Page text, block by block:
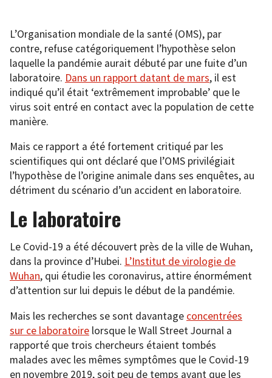
L’Organisation mondiale de la santé (OMS), par
contre, refuse catégoriquement l’hypothèse selon
laquelle la pandémie aurait débuté par une fuite d’un
laboratoire. Dans un rapport datant de mars, il est
indiqué qu’il était ‘extrêmement improbable’ que le
virus soit entré en contact avec la population de cette
manière.
Mais ce rapport a été fortement critiqué par les
scientifiques qui ont déclaré que l’OMS privilégiait
l’hypothèse de l’origine animale dans ses enquêtes, au
détriment du scénario d’un accident en laboratoire.
Le laboratoire
Le Covid-19 a été découvert près de la ville de Wuhan,
dans la province d’Hubei. L’Institut de virologie de
Wuhan, qui étudie les coronavirus, attire énormément
d’attention sur lui depuis le début de la pandémie.
Mais les recherches se sont davantage concentrées
sur ce laboratoire lorsque le Wall Street Journal a
rapporté que trois chercheurs étaient tombés
malades avec les mêmes symptômes que le Covid-19
en novembre 2019, soit peu de temps avant que les